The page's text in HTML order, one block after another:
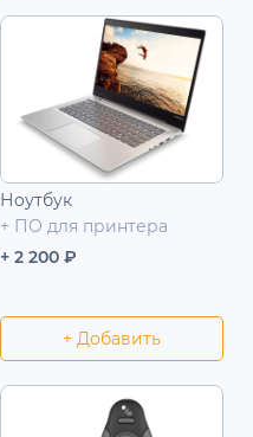
Ноутбук
+ ПО для принтера
+ 2 200 ₽
+ Добавить